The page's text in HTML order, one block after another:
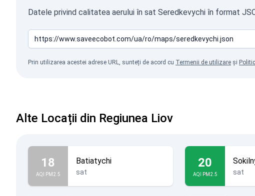
Datele privind calitatea aerului în sat Seredkevychi în format
Prin utilizarea acestei adrese URL, sunteți de acord cu Termenii de utilizare și
Alte Locații din Regiunea Liov
18
AQI PM2.5
Batiatychi
sat
20
AQI PM2.5 sat